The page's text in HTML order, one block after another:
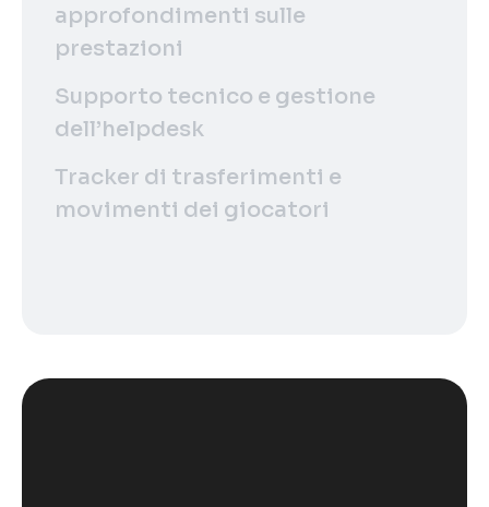
approfondimenti sulle
prestazioni
Supporto tecnico e gestione
dell’helpdesk
Tracker di trasferimenti e
movimenti dei giocatori